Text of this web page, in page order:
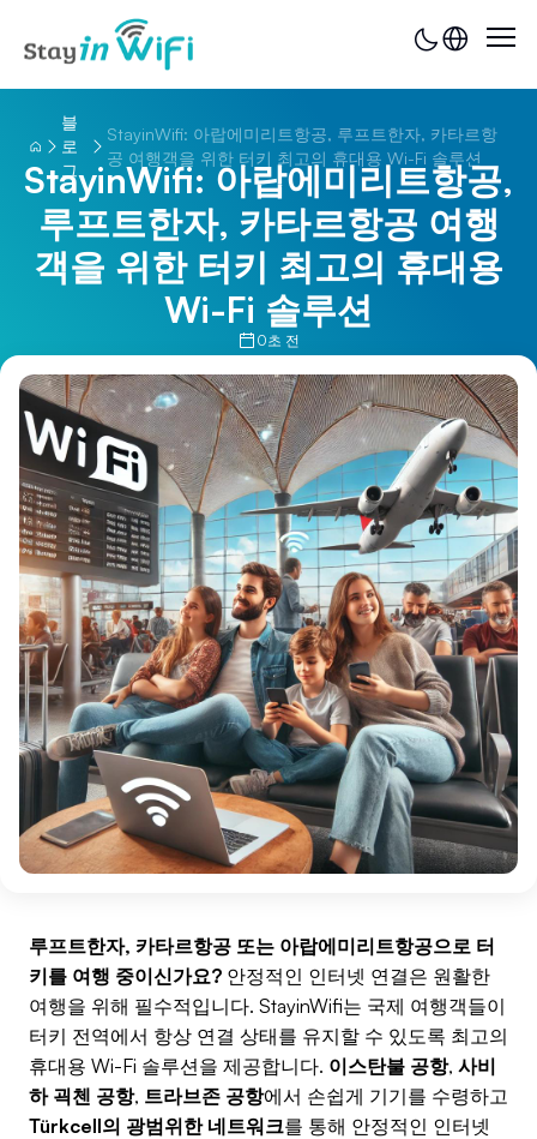
블
로
그
StayinWifi: 아랍에미리트항공, 루프트한자, 카타르항
공 여행객을 위한 터키 최고의 휴대용 Wi-Fi 솔루션
StayinWifi: 아랍에미리트항공,
루프트한자, 카타르항공 여행
객을 위한 터키 최고의 휴대용
Wi-Fi 솔루션
0초 전
루프트한자, 카타르항공 또는 아랍에미리트항공으로 터
키를 여행 중이신가요? 안정적인 인터넷 연결은 원활한
여행을 위해 필수적입니다. StayinWifi는 국제 여행객들이
터키 전역에서 항상 연결 상태를 유지할 수 있도록 최고의
휴대용 Wi-Fi 솔루션을 제공합니다. 이스탄불 공항, 사비
하 괵첸 공항, 트라브존 공항에서 손쉽게 기기를 수령하고
Türkcell의 광범위한 네트워크를 통해 안정적인 인터넷